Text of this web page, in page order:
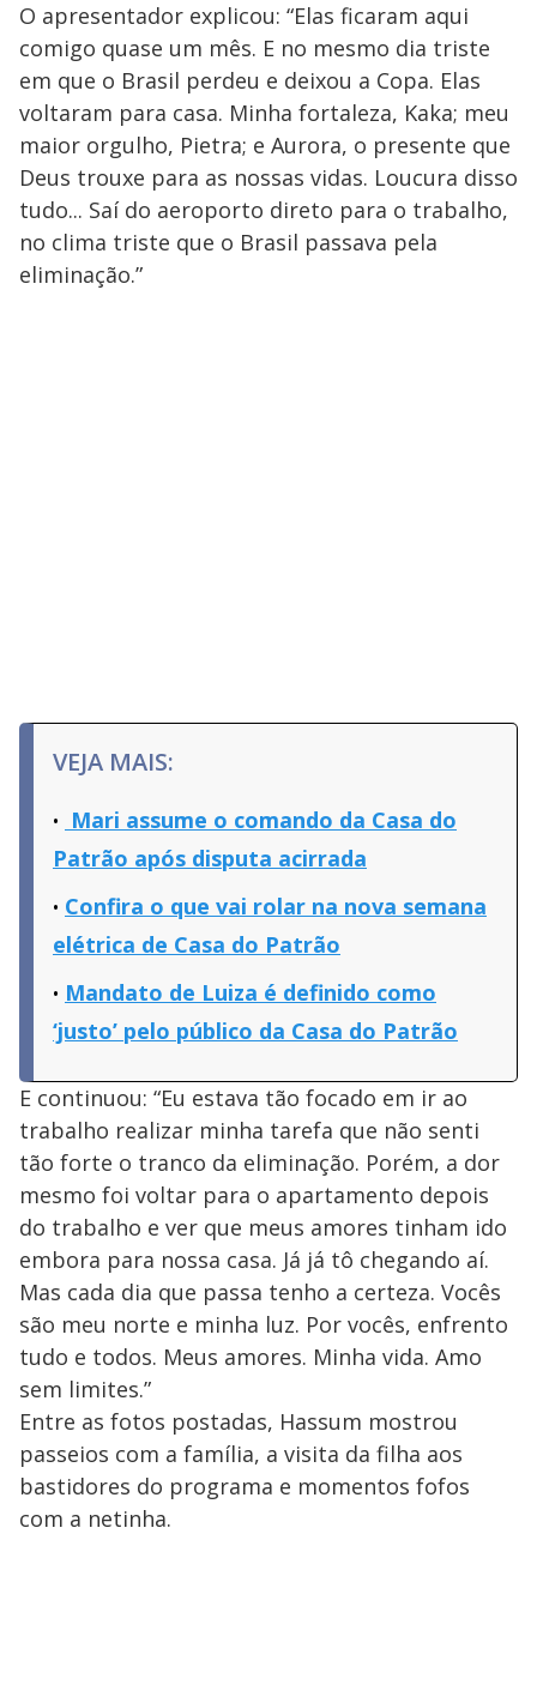
O apresentador explicou: “Elas ficaram aqui
comigo quase um mês. E no mesmo dia triste
em que o Brasil perdeu e deixou a Copa. Elas
voltaram para casa. Minha fortaleza, Kaka; meu
maior orgulho, Pietra; e Aurora, o presente que
Deus trouxe para as nossas vidas. Loucura disso
tudo... Saí do aeroporto direto para o trabalho,
no clima triste que o Brasil passava pela
eliminação.”
VEJA MAIS:
Mari assume o comando da Casa do
Patrão após disputa acirrada
Confira o que vai rolar na nova semana
elétrica de Casa do Patrão
Mandato de Luiza é definido como
‘justo’ pelo público da Casa do Patrão
E continuou: “Eu estava tão focado em ir ao
trabalho realizar minha tarefa que não senti
tão forte o tranco da eliminação. Porém, a dor
mesmo foi voltar para o apartamento depois
do trabalho e ver que meus amores tinham ido
embora para nossa casa. Já já tô chegando aí.
Mas cada dia que passa tenho a certeza. Vocês
são meu norte e minha luz. Por vocês, enfrento
tudo e todos. Meus amores. Minha vida. Amo
sem limites.”
Entre as fotos postadas, Hassum mostrou
passeios com a família, a visita da filha aos
bastidores do programa e momentos fofos
com a netinha.